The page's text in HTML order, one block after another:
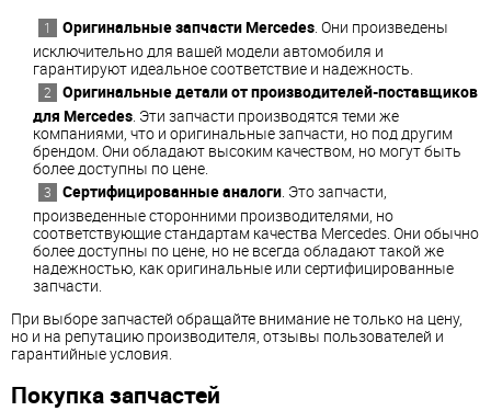
Оригинальные запчасти Mercedes . Они произведены
исключительно для вашей модели автомобиля и
гарантируют идеальное соответствие и надежность.
Оригинальные детали от производителей-поставщиков
для Mercedes . Эти запчасти производятся теми же
компаниями, что и оригинальные запчасти, но под другим
брендом. Они обладают высоким качеством, но могут быть
более доступны по цене.
Сертифицированные аналоги . Это запчасти,
произведенные сторонними производителями, но
соответствующие стандартам качества Mercedes. Они обычно
более доступны по цене, но не всегда обладают такой же
надежностью, как оригинальные или сертифицированные
запчасти.
При выборе запчастей обращайте внимание не только на цену,
но и на репутацию производителя, отзывы пользователей и
гарантийные условия.
Покупка запчастей